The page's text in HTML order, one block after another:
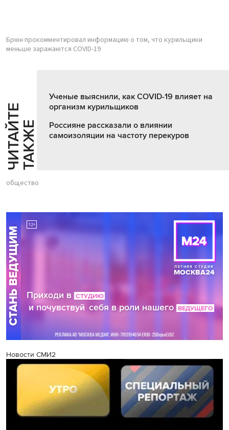
Брюн прокомментировал информацию о том, что курильщики
меньше заражаются COVID-19
Ч
И
Т
АЙ
Т
Е
Т
А
К
ЖЕ
Ученые выяснили, как COVID-19 влияет на
организм курильщиков
Россияне рассказали о влиянии
самоизоляции на частоту перекуров
общество
Новости СМИ2